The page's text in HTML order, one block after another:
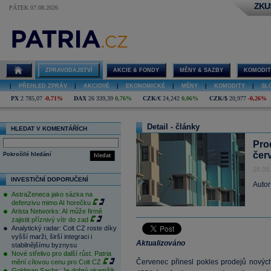
PÁTEK 07.08.2026
ZPRAVODAJSTVÍ AKCIE & FONDY MĚNY & SAZBY
PŘEHLED ZPRÁV AKCIOVÉ EKONOMICKÉ MĚNY KOMODITY
PX 2 785,07 -0,71% DAX 26 339,39 0,76% CZK/€ 24,242 0,06% CZK/$ 20,977 -0,26%
HLEDAT V KOMENTÁŘÍCH
hledat
Pokročilé hledání
INVESTIČNÍ DOPORUČENÍ
AstraZeneca jako sázka na
defenzivu mimo AI horečku
Arista Networks: AI může firmě
zajistit příznivý vítr do zad
Analytický radar: Colt CZ roste díky
vyšší marži, širší integraci i
stabilnějšímu byznysu
Nové střelivo pro další růst. Patria
mění cílovou cenu pro Colt CZ
Detail - články
Aktualizováno
Červenec přinesl pokles prodejů